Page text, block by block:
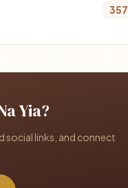
357
Yia?
social links, and connect